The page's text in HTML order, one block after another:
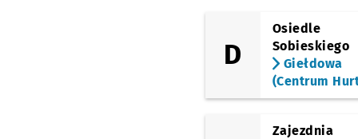
(most Milenijny)
Most Milenijny NŻ
(Obornicka)
Obornicka
(Obornicka)
D
Osiedle
Sobieskiego
Giełdowa
(Centrum
Zajezdnia